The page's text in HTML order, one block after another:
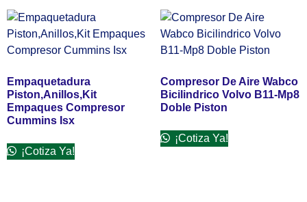
Empaquetadura
Piston,Anillos,Kit
Empaques Compresor
Cummins Isx
¡Cotiza Ya!
Compresor De Aire Wabco
Bicilindrico Volvo B11-Mp8
Doble Piston
¡Cotiza Ya!